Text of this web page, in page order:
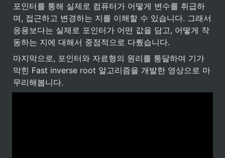
포인터를 통해 실제로 컴퓨터가 어떻게 변수를 취급하
며, 접근하고 변경하는 지를 이해할 수 있습니다. 그래서
응용보다는 실제로 포인터가 어떤 값을 담고, 어떻게 작
동하는 지에 대해서 중점적으로 다뤘습니다.
마지막으로, 포인터와 자료형의 원리를 통달하여 기가
막힌 Fast inverse root 알고리즘을 개발한 영상으로 마
무리해봅니다.